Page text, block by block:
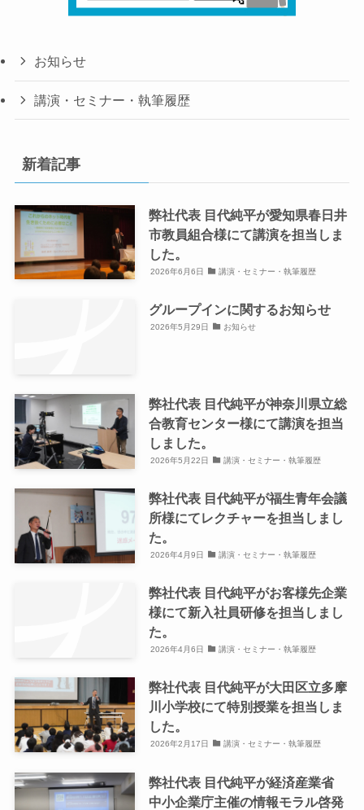
お知らせ
講演・セミナー・執筆履歴
新着記事
弊社代表 目代純平が愛知県春日井
市教員組合様にて講演を担当しま
した。
2026年6月6日 講演・セミナー・執筆履歴
グループインに関するお知らせ
2026年5月29日 お知らせ
弊社代表 目代純平が神奈川県立総
合教育センター様にて講演を担当
しました。
2026年5月22日 講演・セミナー・執筆履歴
弊社代表 目代純平が福生青年会議
所様にてレクチャーを担当しまし
た。
2026年4月9日 講演・セミナー・執筆履歴
弊社代表 目代純平がお客様先企業
様にて新入社員研修を担当しまし
た。
2026年4月6日 講演・セミナー・執筆履歴
弊社代表 目代純平が大田区立多摩
川小学校にて特別授業を担当しま
した。
2026年2月17日 講演・セミナー・執筆履歴
弊社代表 目代純平が経済産業省
中小企業庁主催の情報モラル啓発